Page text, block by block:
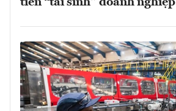
tiên “tái sinh” doanh nghiệp